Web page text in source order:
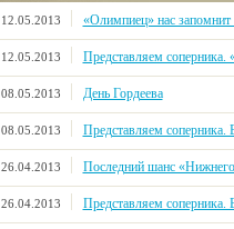
12.05.2013 «Олимпиец» нас запомнит
12.05.2013 Представляем
08.05.2013 День Гордеева
08.05.2013 Представляем
26.04.2013 Последний шанс
26.04.2013 Представляем